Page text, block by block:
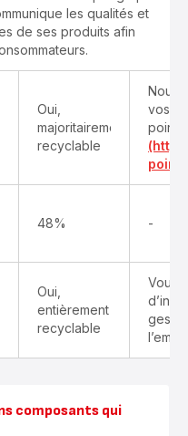
les qualités et
de ses produits afin
Oui,
majoritairement
recyclable
Nous
vos
48% -
Oui,
entièrement
recyclable
Vous
composants qui